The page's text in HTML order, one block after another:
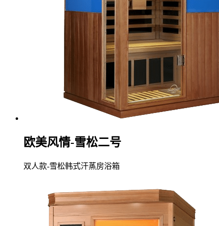
欧美风情-雪松二号
双人款-雪松韩式汗蒸房浴箱